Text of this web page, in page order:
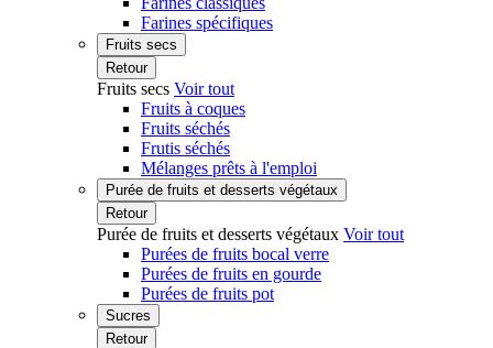
Farines spécifiques
Fruits secs
Retour
Fruits secs Voir tout
Fruits à coques
Fruits séchés
Frutis séchés
Mélanges prêts à l'emploi
Purée de fruits et desserts végétaux
Retour
Purée de fruits et desserts végétaux Voir tout
Purées de fruits bocal verre
Purées de fruits en gourde
Purées de fruits pot
Sucres
Retour